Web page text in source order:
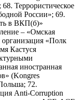
Террористическое
России»; 69.
в ВКП(б)»
– «Омская
«Полк
Кастуся
иностранная
(Kongres
72.
Anti-Corruption